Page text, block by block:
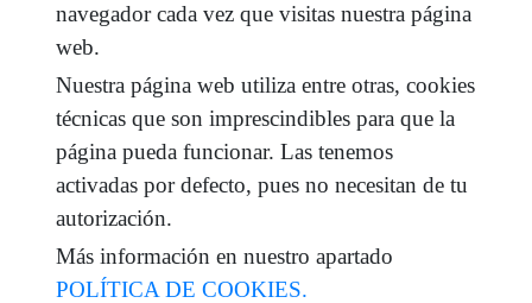
mensaje
Captcha
Enviar
navegador cada vez que visitas nuestra página
web.
Nuestra página web utiliza entre otras, cookies
técnicas que son imprescindibles para que la
página pueda funcionar. Las tenemos
activadas por defecto, pues no necesitan de tu
autorización.
Más información en nuestro apartado
POLÍTICA DE COOKIES.